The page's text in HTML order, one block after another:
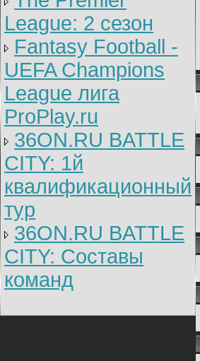
League: 2 cезон
Fantasy Football -
UEFA Champions
League лига
ProPlay.ru
36ON.RU BATTLE
CITY: 1й
квалификационный
тур
36ON.RU BATTLE
CITY: Составы
команд